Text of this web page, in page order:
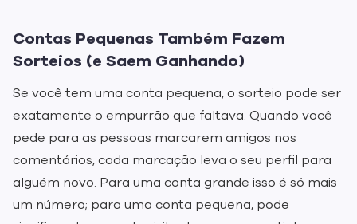
Contas Pequenas Também Fazem
Sorteios (e Saem Ganhando)
Se você tem uma conta pequena, o sorteio pode ser
exatamente o empurrão que faltava. Quando você
pede para as pessoas marcarem amigos nos
comentários, cada marcação leva o seu perfil para
alguém novo. Para uma conta grande isso é só mais
um número; para uma conta pequena, pode